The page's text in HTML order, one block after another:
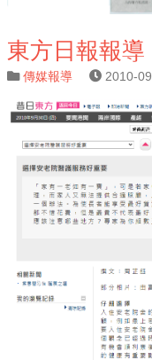
東方日報報導
傳媒報導 2010-